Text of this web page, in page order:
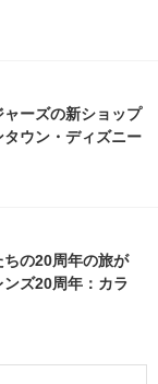
ャーズの新ショップ
ウン・ディズニー
ちの20周年の旅が
ズ20周年：カラ